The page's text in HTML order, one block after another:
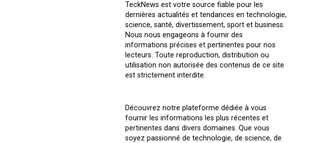
TeckNews est votre source fiable pour les
dernières actualités et tendances en technologie,
science, santé, divertissement, sport et business.
Nous nous engageons à fournir des
informations précises et pertinentes pour nos
lecteurs. Toute reproduction, distribution ou
utilisation non autorisée des contenus de ce site
est strictement interdite.
Découvrez notre plateforme dédiée à vous
fournir les informations les plus récentes et
pertinentes dans divers domaines. Que vous
soyez passionné de technologie, de science, de